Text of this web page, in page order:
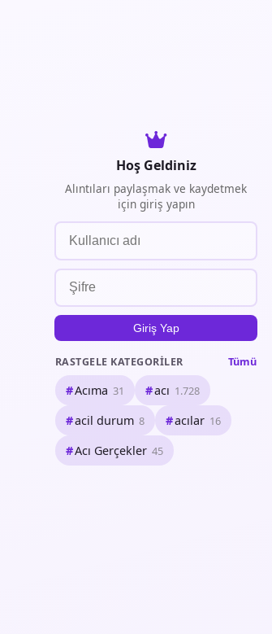
Hoş Geldiniz
Alıntıları paylaşmak ve kaydetmek
için giriş yapın
Giriş Yap
RASTGELE KATEGORILER Tümü
Acıma 31 acı 1.728
acil durum 8 acılar 16
Acı Gerçekler 45